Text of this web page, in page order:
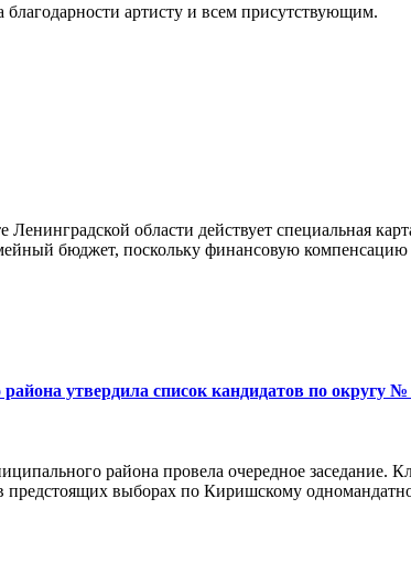
артисту и всем присутствующим.
области действует специальная
бюджет, поскольку финансовую компенсацию
утвердила список кандидатов по округу №
района провела очередное
предстоящих выборах по Киришскому